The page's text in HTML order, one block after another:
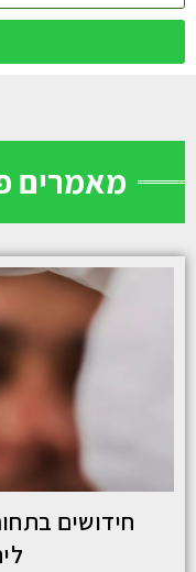
מאמרים
חידושים